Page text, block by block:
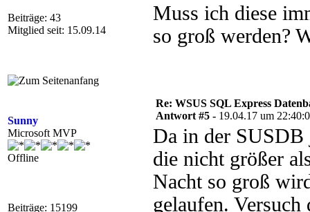
Beiträge: 43
Mitglied seit: 15.09.14
Muss ich diese
so groß werden?
Sunny
Microsoft MVP
Offline
Beiträge: 15199
Re: WSUS SQL Express
Antwort #5 - 19.04.17 um
Da in der
die nicht größer
Nacht so groß
gelaufen.